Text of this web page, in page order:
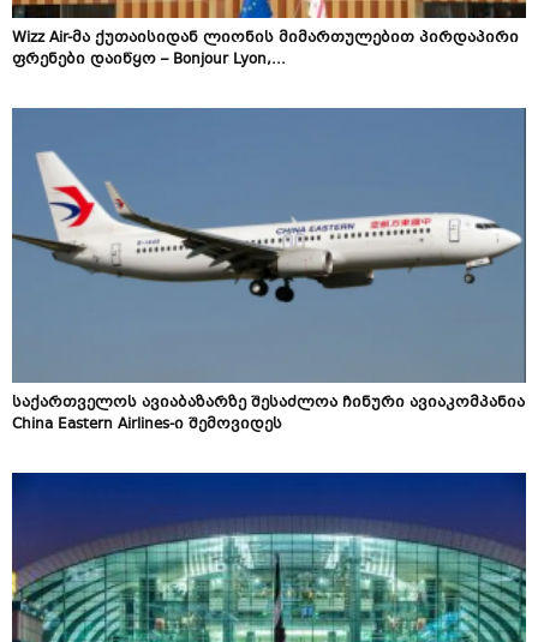
Wizz Air-მა ქუთაისიდან ლიონის მიმართულებით პირდაპირი
ფრენები დაიწყო – Bonjour Lyon,...
საქართველოს ავიაბაზარზე შესაძლოა ჩინური ავიაკომპანია
China Eastern Airlines-ი შემოვიდეს